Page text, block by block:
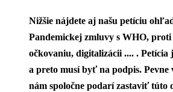
Nižšie nájdete aj našu petíciu
Pandemickej zmluvy s WHO,
očkovaniu, digitalizácii .... . Petícia
a preto musí byť na podpis. Pevne
nám spoločne podarí zastaviť túto